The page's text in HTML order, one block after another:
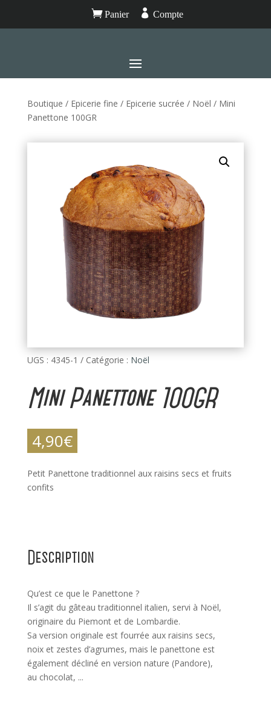
Panier  Compte
Boutique / Epicerie fine / Epicerie sucrée / Noël / Mini
Panettone 100GR
UGS : 4345-1 Catégorie : Noël
Mini Panettone 100GR
4,90€
Petit Panettone traditionnel aux raisins secs et fruits
confits
Description
Qu’est ce que le Panettone ?
Il s’agit du gâteau traditionnel italien, servi à Noël,
originaire du Piemont et de Lombardie.
Sa version originale est fourrée aux raisins secs,
noix et zestes d’agrumes, mais le panettone est
également décliné en version nature (Pandore),
au chocolat, ...